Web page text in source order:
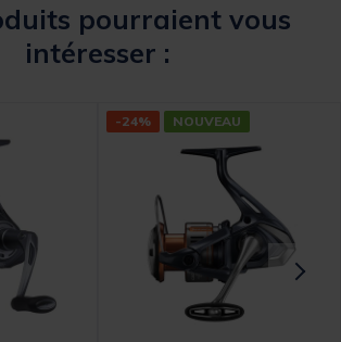
pourraient vous
intéresser :
-24% NOUVEAU